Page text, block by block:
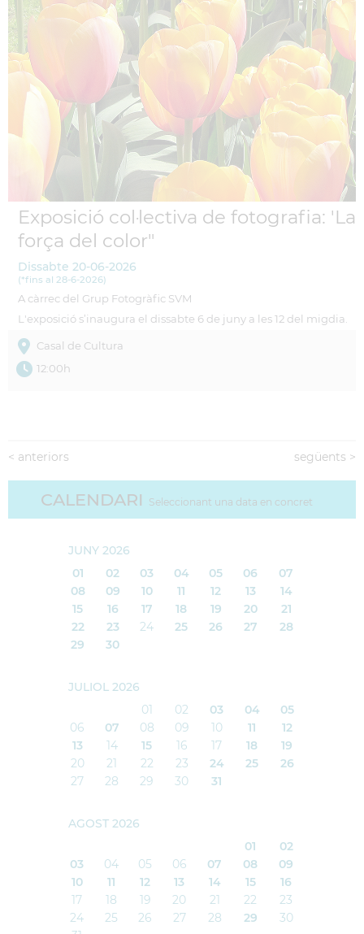
Exposició col·lectiva de fotografia: 'La
força del color"
Dissabte 20-06-2026
(*fins al 28-6-2026)
A càrrec del Grup Fotogràfic SVM
L'exposició s’inaugura el dissabte 6 de juny a les 12 del migdia.
Casal de Cultura
12:00h
< anteriors següents >
CALENDARI Seleccionant una data en concret
JUNY 2026
01
02 03 04 05 06
07
08
09 10 11 12 13
14
15
16 17 18 19 20
21
22
23 24 25 26 27
28
29
30
JULIOL 2026
01
02 03 04
05
06
07 08 09 10 11
12
13
14 15 16 17 18
19
20
21 22 23 24 25
26
27
28 29 30 31
AGOST 2026
01
02
03
04 05 06 07 08
09
10
11 12 13 14 15
16
17
18 19 20 21 22
23
24
25 26 27 28 29
30